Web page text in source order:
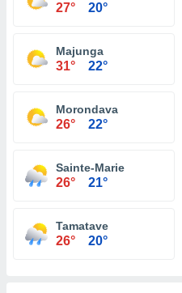
27° 20°
Majunga
31° 22°
Morondava
26° 22°
Sainte-Marie
26° 21°
Tamatave
26° 20°